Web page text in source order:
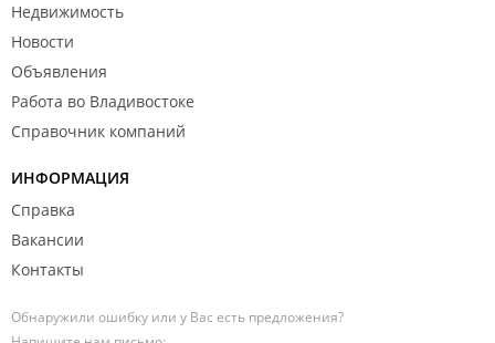
Недвижимость
Новости
Объявления
Работа во Владивостоке
Справочник компаний
ИНФОРМАЦИЯ
Справка
Вакансии
Контакты
Обнаружили ошибку или у Вас есть предложения?